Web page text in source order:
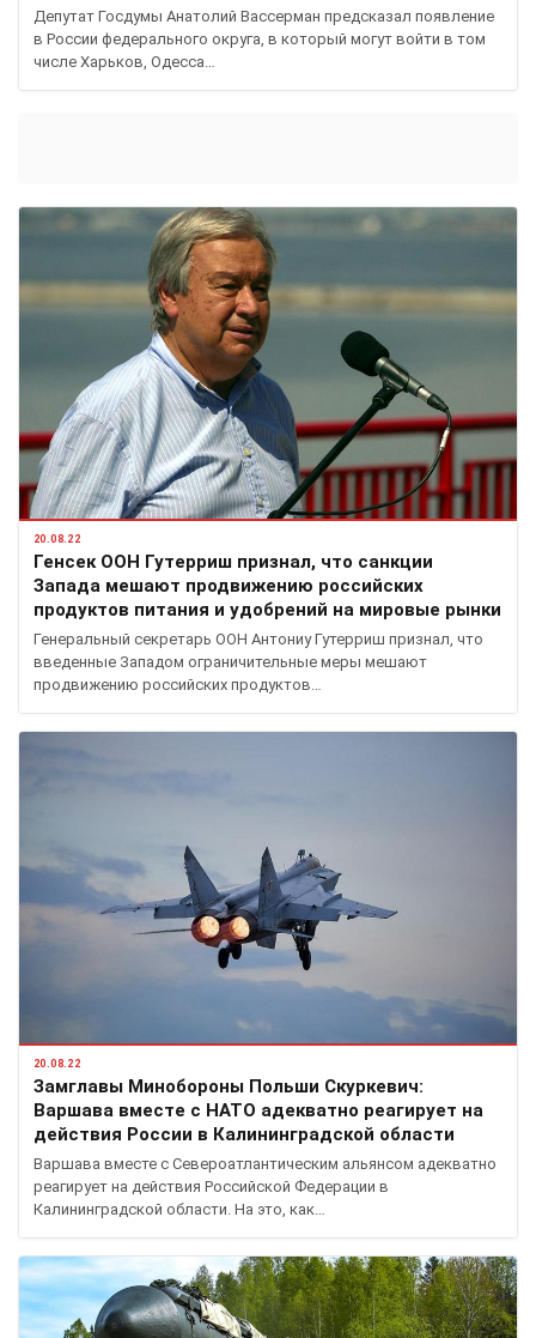
Депутат Госдумы Анатолий Вассерман предсказал появление
в России федерального округа, в который могут войти в том
числе Харьков, Одесса…
20.08.22
Генсек ООН Гутерриш признал, что санкции
Запада мешают продвижению российских
продуктов питания и удобрений на мировые рынки
Генеральный секретарь ООН Антониу Гутерриш признал, что
введенные Западом ограничительные меры мешают
продвижению российских продуктов…
20.08.22
Замглавы Минобороны Польши Скуркевич:
Варшава вместе с НАТО адекватно реагирует на
действия России в Калининградской области
Варшава вместе с Североатлантическим альянсом адекватно
реагирует на действия Российской Федерации в
Калининградской области. На это, как…